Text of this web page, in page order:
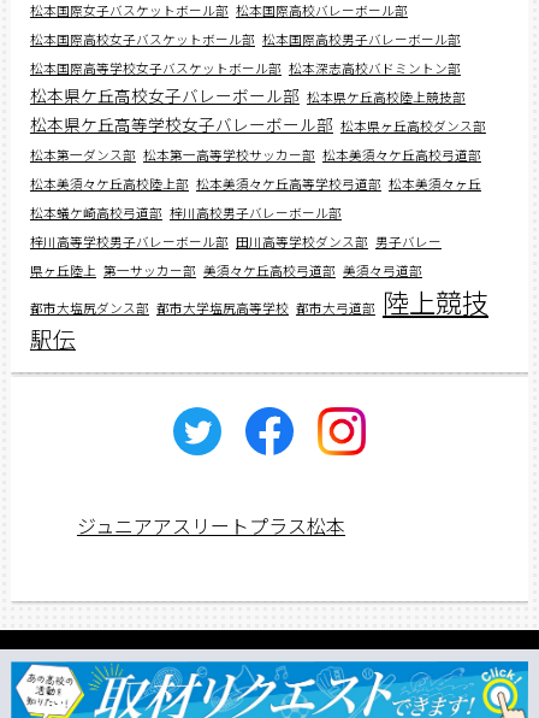
松本国際女子バスケットボール部 松本国際高校バレーボール部
松本国際高校女子バスケットボール部 松本国際高校男子バレーボール部
松本国際高等学校女子バスケットボール部 松本深志高校バドミントン部
松本県ケ丘高校女子バレーボール部 松本県ケ丘高校陸上競技部
松本県ケ丘高等学校女子バレーボール部 松本県ヶ丘高校ダンス部
松本第一ダンス部 松本第一高等学校サッカー部 松本美須々ケ丘高校弓道部
松本美須々ケ丘高校陸上部 松本美須々ケ丘高等学校弓道部 松本美須々ヶ丘
松本蟻ケ崎高校弓道部 梓川高校男子バレーボール部
梓川高等学校男子バレーボール部 田川高等学校ダンス部 男子バレー
県ヶ丘陸上 第一サッカー部 美須々ケ丘高校弓道部 美須々弓道部
都市大塩尻ダンス部 都市大学塩尻高等学校 都市大弓道部 陸上競技
駅伝
ジュニアアスリートプラス松本